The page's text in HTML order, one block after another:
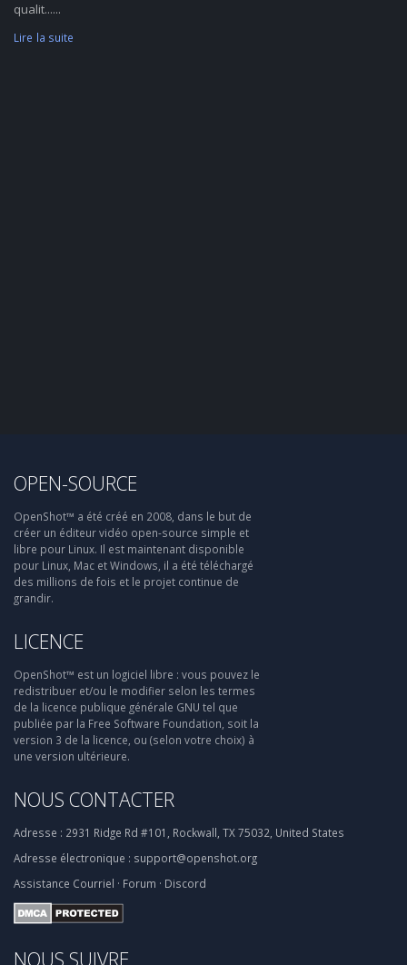
qualit......
Lire la suite
OPEN-SOURCE
OpenShot™ a été créé en 2008, dans le but de
créer un éditeur vidéo open-source simple et
libre pour Linux. Il est maintenant disponible
pour Linux, Mac et Windows, il a été téléchargé
des millions de fois et le projet continue de
grandir.
LICENCE
OpenShot™ est un logiciel libre : vous pouvez le
redistribuer et/ou le modifier selon les termes
de la licence publique générale GNU tel que
publiée par la Free Software Foundation, soit la
version 3 de la licence, ou (selon votre choix) à
une version ultérieure.
NOUS CONTACTER
Adresse : 2931 Ridge Rd #101, Rockwall, TX 75032, United States
Adresse électronique : support@openshot.org
Assistance Courriel · Forum · Discord
NOUS SUIVRE